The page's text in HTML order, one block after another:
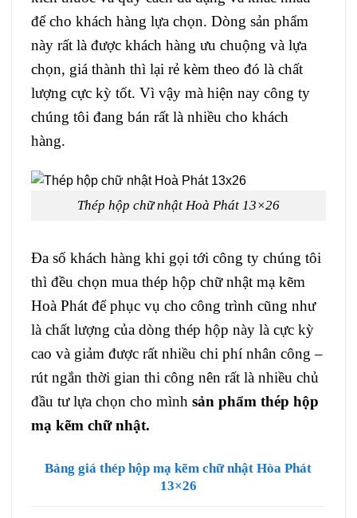
để cho khách hàng lựa chọn. Dòng sản phẩm
này rất là được khách hàng ưu chuộng và lựa
chọn, giá thành thì lại rẻ kèm theo đó là chất
lượng cực kỳ tốt. Vì vậy mà hiện nay công ty
chúng tôi đang bán rất là nhiều cho khách
hàng.
Thép hộp chữ nhật Hoà Phát 13×26
Đa số khách hàng khi gọi tới công ty chúng tôi
thì đều chọn mua thép hộp chữ nhật mạ kẽm
Hoà Phát để phục vụ cho công trình cũng như
là chất lượng của dòng thép hộp này là cực kỳ
cao và giảm được rất nhiều chi phí nhân công –
rút ngắn thời gian thi công nên rất là nhiều chủ
đầu tư lựa chọn cho mình sản phẩm thép hộp
mạ kẽm chữ nhật.
Bảng giá thép hộp mạ kẽm chữ nhật Hòa Phát
13×26